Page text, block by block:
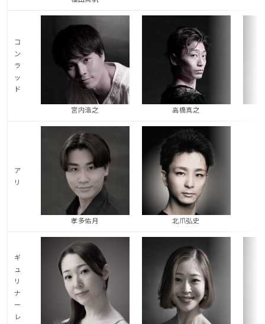
コ
ン
ラ
ッ
ド
宮内浩之 高橋真之
ア
リ
孝多佑月 北爪弘史
ギ
ュ
リ
ナ
ー
レ